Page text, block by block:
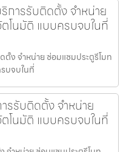
การรับติดตั้ง จำหน่าย
โนมัติ แบบครบจบในที่
ง จำหน่าย ซ่อมแซมประตูรีโมท
บจบในที่
รรับติดตั้ง จำหน่าย
โนมัติ แบบครบจบในที่